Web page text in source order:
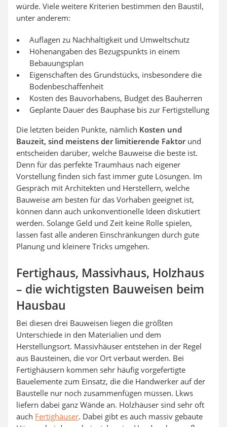
würde. Viele weitere Kriterien bestimmen den Baustil,
unter anderem:
Auflagen zu Nachhaltigkeit und Umweltschutz
Höhenangaben des Bezugspunkts in einem
Bebauungsplan
Eigenschaften des Grundstücks, insbesondere die
Bodenbeschaffenheit
Kosten des Bauvorhabens, Budget des Bauherren
Geplante Dauer des Bauphase bis zur Fertigstellung
Die letzten beiden Punkte, nämlich Kosten und
Bauzeit, sind meistens der limitierende Faktorund
entscheiden darüber, welche Bauweise die beste ist.
Denn für das perfekte Traumhaus nach eigener
Vorstellung finden sich fast immer gute Lösungen. Im
Gespräch mit Architekten und Herstellern, welche
Bauweise am besten für das Vorhaben geeignet ist,
können dann auch unkonventionelle Ideen diskutiert
werden. Solange Geld und Zeit keine Rolle spielen,
lassen fast alle anderen Einschränkungen durch gute
Planung und kleinere Tricks umgehen.
Fertighaus, Massivhaus, Holzhaus
– die wichtigsten Bauweisen beim
Hausbau
Bei diesen drei Bauweisen liegen die größten
Unterschiede in den Materialien und dem
Herstellungsort. Massivhäuser entstehen in der Regel
aus Bausteinen, die vor Ort verbaut werden. Bei
Fertighäusern kommen sehr häufig vorgefertigte
Bauelemente zum Einsatz, die die Handwerker auf der
Baustelle nur noch zusammenfügen müssen. Lkws
liefern dabei ganz Wände an. Holzhäuser sind sehr oft
auch Fertighäuser. Dabei gibt es auch massiv gebaute